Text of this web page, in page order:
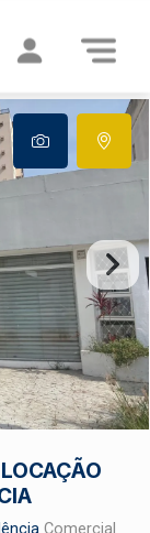
Comercial